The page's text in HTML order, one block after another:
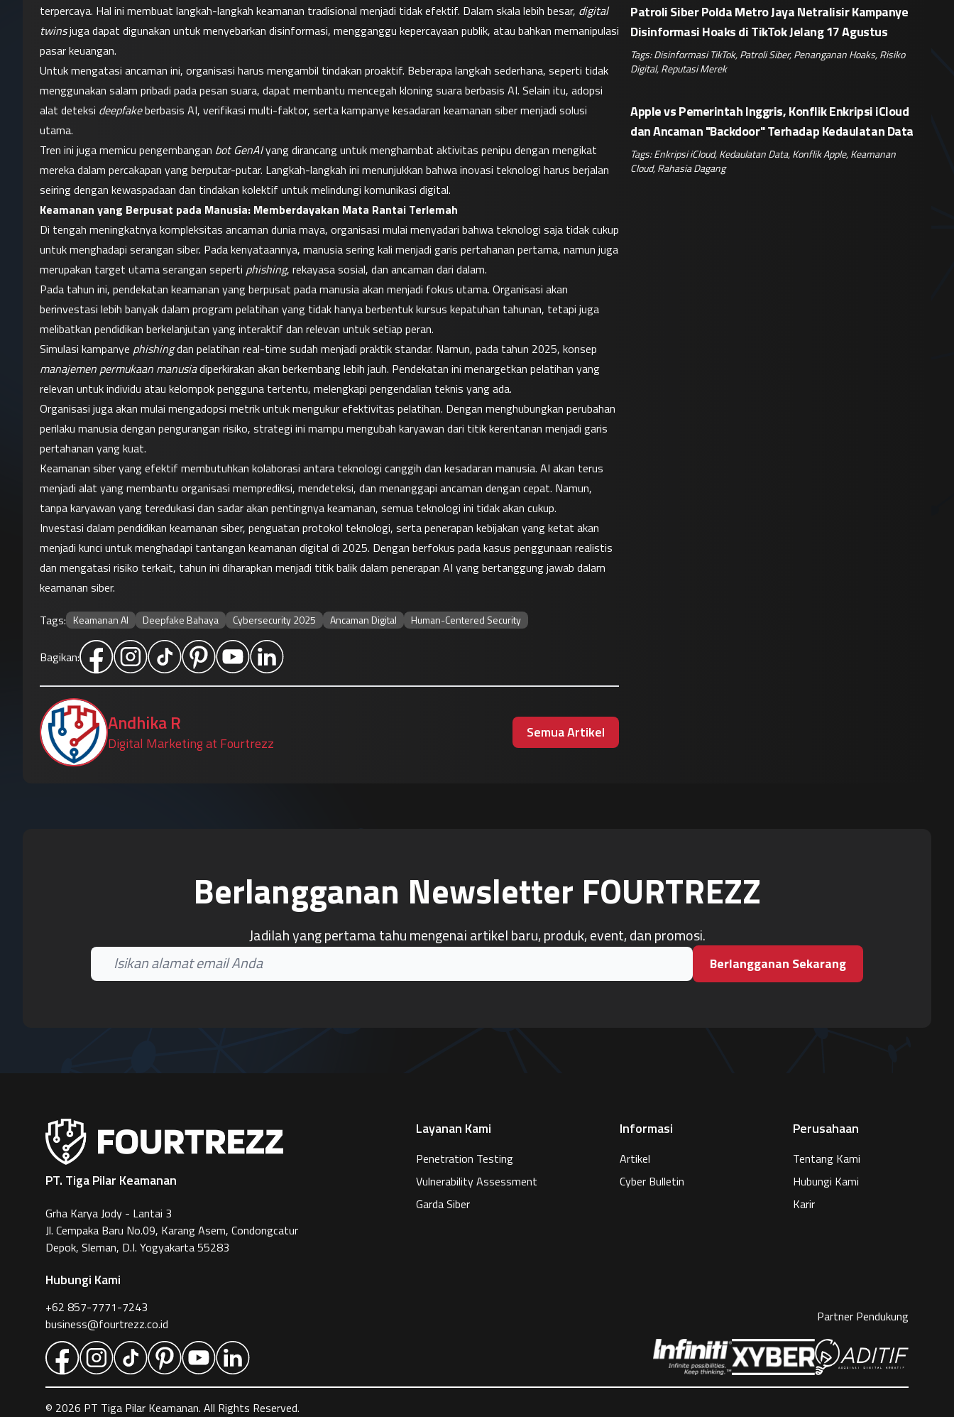
terpercaya. Hal ini membuat langkah-langkah keamanan tradisional menjadi tidak efektif. Dalam skala lebih besar, digital
twins juga dapat digunakan untuk menyebarkan disinformasi, mengganggu kepercayaan publik, atau bahkan memanipulasi
pasar keuangan.
Untuk mengatasi ancaman ini, organisasi harus mengambil tindakan proaktif. Beberapa langkah sederhana, seperti tidak
menggunakan salam pribadi pada pesan suara, dapat membantu mencegah kloning suara berbasis AI. Selain itu, adopsi
alat deteksi deepfake berbasis AI, verifikasi multi-faktor, serta kampanye kesadaran keamanan siber menjadi solusi
utama.
Tren ini juga memicu pengembangan bot GenAI yang dirancang untuk menghambat aktivitas penipu dengan mengikat
mereka dalam percakapan yang berputar-putar. Langkah-langkah ini menunjukkan bahwa inovasi teknologi harus berjalan
seiring dengan kewaspadaan dan tindakan kolektif untuk melindungi komunikasi digital.
Keamanan yang Berpusat pada Manusia: Memberdayakan Mata Rantai Terlemah
Di tengah meningkatnya kompleksitas ancaman dunia maya, organisasi mulai menyadari bahwa teknologi saja tidak cukup
untuk menghadapi serangan siber. Pada kenyataannya, manusia sering kali menjadi garis pertahanan pertama, namun juga
merupakan target utama serangan seperti phishing, rekayasa sosial, dan ancaman dari dalam.
Pada tahun ini, pendekatan keamanan yang berpusat pada manusia akan menjadi fokus utama. Organisasi akan
berinvestasi lebih banyak dalam program pelatihan yang tidak hanya berbentuk kursus kepatuhan tahunan, tetapi juga
melibatkan pendidikan berkelanjutan yang interaktif dan relevan untuk setiap peran.
Simulasi kampanye phishing
manajemen permukaan manusia diperkirakan akan berkembang lebih jauh. Pendekatan ini menargetkan pelatihan yang
relevan untuk individu atau kelompok pengguna tertentu, melengkapi pengendalian teknis yang ada.
Organisasi juga akan mulai mengadopsi metrik untuk mengukur efektivitas pelatihan. Dengan menghubungkan perubahan
perilaku manusia dengan pengurangan risiko, strategi ini mampu mengubah karyawan dari titik kerentanan menjadi garis
pertahanan yang kuat.
Keamanan siber yang efektif membutuhkan kolaborasi antara teknologi canggih dan kesadaran manusia. AI akan terus
menjadi alat yang membantu organisasi memprediksi, mendeteksi, dan menanggapi ancaman dengan cepat. Namun,
tanpa karyawan yang teredukasi dan sadar akan pentingnya keamanan, semua teknologi ini tidak akan cukup.
Investasi dalam pendidikan keamanan siber, penguatan protokol teknologi, serta penerapan kebijakan yang ketat akan
menjadi kunci untuk menghadapi tantangan keamanan digital di 2025. Dengan berfokus pada kasus penggunaan realistis
dan mengatasi risiko terkait, tahun ini diharapkan menjadi titik balik dalam penerapan AI yang bertanggung jawab dalam
keamanan siber.
Tags: Keamanan AI Deepfake Bahaya Cybersecurity 2025 Ancaman Digital Human-Centered Security
Bagikan:
Andhika R
Digital Marketing at Fourtrezz
Semua Artikel
Patroli Siber Polda Metro Jaya Netralisir Kampanye
Disinformasi Hoaks di TikTok Jelang 17 Agustus
Tags:Disinformasi TikTok,Patroli Siber,Penanganan Hoaks,Risiko
Digital,Reputasi Merek
Apple vs Pemerintah Inggris, Konflik Enkripsi iCloud
dan Ancaman "Backdoor" Terhadap Kedaulatan Data
Tags:Enkripsi iCloud,Kedaulatan Data,Konflik Apple,Keamanan
Cloud,Rahasia Dagang
Berlangganan Newsletter FOURTREZZ
Jadilah yang pertama tahu mengenai artikel baru, produk, event, dan promosi.
Berlangganan Sekarang
PT. Tiga Pilar Keamanan
Grha Karya Jody - Lantai 3
Jl. Cempaka Baru No.09, Karang Asem, Condongcatur
Depok, Sleman, D.I. Yogyakarta 55283
Layanan Kami
Penetration Testing
Vulnerability Assessment
Garda Siber
Informasi
Artikel
Cyber Bulletin
Perusahaan
Tentang Kami
Hubungi Kami
Karir
Hubungi Kami
+62 857-7771-7243
business@fourtrezz.co.id
Partner Pendukung
© 2026 PT Tiga Pilar Keamanan. All Rights Reserved.